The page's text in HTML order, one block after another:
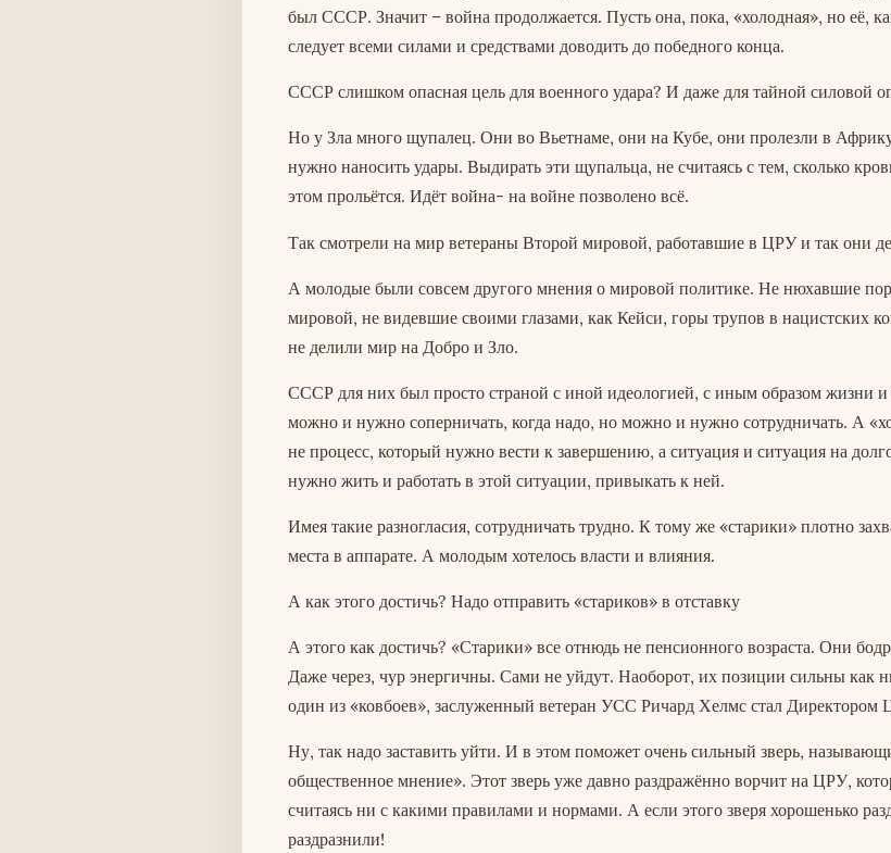
был СССР. Значит – война продолжается. Пусть она, пока, «холодная», но её,
следует всеми силами и средствами доводить до победного конца.
СССР слишком опасная цель для военного удара? И даже для тайной силовой
Но у Зла много щупалец. Они во Вьетнаме, они на Кубе, они пролезли в
нужно наносить удары. Выдирать эти щупальца, не считаясь с тем, сколько
этом прольётся. Идёт война- на войне позволено всё.
Так смотрели на мир ветераны Второй мировой, работавшие в ЦРУ и так они
А молодые были совсем другого мнения о мировой политике. Не нюхавшие
мировой, не видевшие своими глазами, как Кейси, горы трупов в нацистских
не делили мир на Добро и Зло.
СССР для них был просто страной с иной идеологией, с иным образом жизни
можно и нужно соперничать, когда надо, но можно и нужно сотрудничать. А
не процесс, который нужно вести к завершению, а ситуация и ситуация на
нужно жить и работать в этой ситуации, привыкать к ней.
Имея такие разногласия, сотрудничать трудно. К тому же «старики» плотно
места в аппарате. А молодым хотелось власти и влияния.
А как этого достичь? Надо отправить «стариков» в отставку
А этого как достичь? «Старики» все отнюдь не пенсионного возраста. Они
Даже через, чур энергичны. Сами не уйдут. Наоборот, их позиции сильны как
один из «ковбоев», заслуженный ветеран УСС Ричард Хелмс стал Директором
Ну, так надо заставить уйти. И в этом поможет очень сильный зверь,
общественное мнение». Этот зверь уже давно раздражённо ворчит на ЦРУ,
считаясь ни с какими правилами и нормами. А если этого зверя хорошенько
раздразнили!